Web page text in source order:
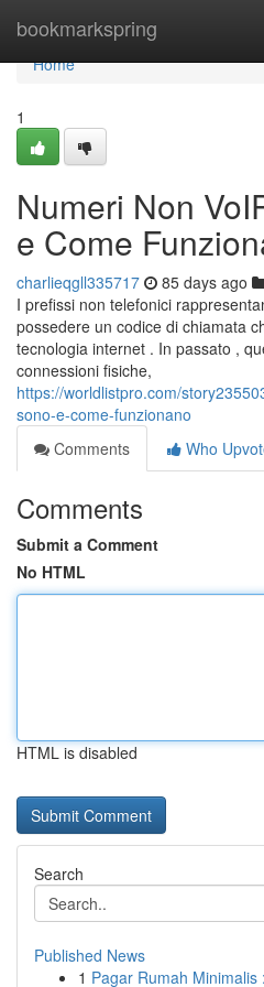
bookmarkspring
Home
Home
1
Numeri Non
e Come
charlieqgll335717 85 days ago
I prefissi non telefonici
possedere un codice di chiamata
tecnologia internet . In passato ,
connessioni fisiche,
https://worldlistpro.com/
sono-e-come-funzionano
Comments
Who
Comments
Submit a Comment
No HTML
HTML is disabled
Search
Published News
1 Pagar Rumah